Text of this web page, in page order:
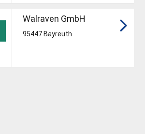
Walraven GmbH
95447 Bayreuth